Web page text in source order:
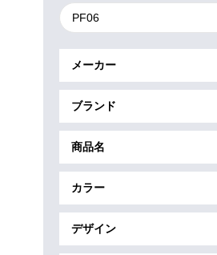
メーカー
ブランド
商品名
カラー
デザイン